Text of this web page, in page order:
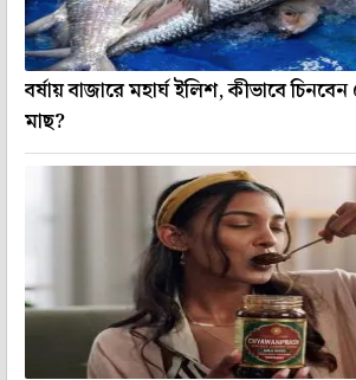
বর্ষায় বাজারে মহার্ঘ ইলিশ, কীভাবে চিনবেন
মাছ?